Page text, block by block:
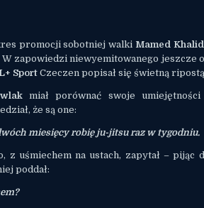
promocji sobotniej walki Mamed
W zapowiedzi niewyemitowanego jeszcze
Sport Czeczen popisał się świetną
miał porównać swoje
że są one:
miesięcy robię ju-jitsu raz w tygodniu.
z uśmiechem na ustach, zapytał – pijąc
poddał: